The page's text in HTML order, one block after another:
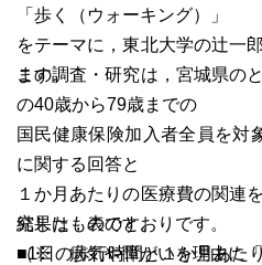
「歩く（ウォーキング）」
をテーマに，東北大学の辻一
ます。
この調査・研究は，宮城県の
の40歳から79歳までの
国民健康保険加入者全員を対
に関する回答と
１か月あたりの医療費の関連
究したものです。
（※ 病気や障がいを理由に「
結果は，表のとおりです。
■1日の歩行時間と１か月あた